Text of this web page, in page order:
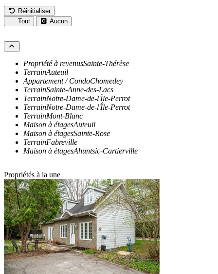
Réinitialiser
Tout
Aucun
Propriété à revenusSainte-Thérèse
TerrainAuteuil
Appartement / CondoChomedey
TerrainSainte-Anne-des-Lacs
TerrainNotre-Dame-de-l'Île-Perrot
TerrainNotre-Dame-de-l'Île-Perrot
TerrainMont-Blanc
Maison à étagesAuteuil
Maison à étagesSainte-Rose
TerrainFabreville
Maison à étagesAhuntsic-Cartierville
Propriétés à la une